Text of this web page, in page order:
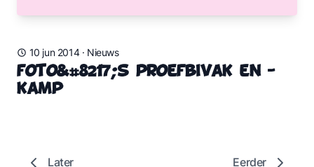
10 jun 2014· Nieuws
Foto&#8217;s proefbivak en -
kamp
Later Eerder